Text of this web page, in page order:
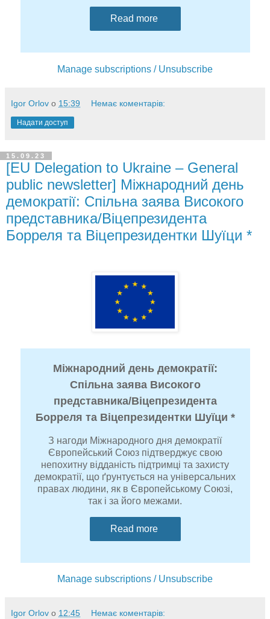
Read more
Manage subscriptions / Unsubscribe
Igor Orlov о 15:39 Немає коментарів:
Надати доступ
15.09.23
[EU Delegation to Ukraine – General
public newsletter] Міжнародний день
демократії: Спільна заява Високого
представника/Віцепрезидента
Борреля та Віцепрезидентки Шуїци *
Міжнародний день демократії:
Спільна заява Високого
представника/Віцепрезидента
Борреля та Віцепрезидентки Шуїци *
З нагоди Міжнародного дня демократії
Європейський Союз підтверджує свою
непохитну відданість підтримці та захисту
демократії, що ґрунтується на універсальних
правах людини, як в Європейському Союзі,
так і за його межами.
Read more
Manage subscriptions / Unsubscribe
Igor Orlov о 12:45 Немає коментарів: